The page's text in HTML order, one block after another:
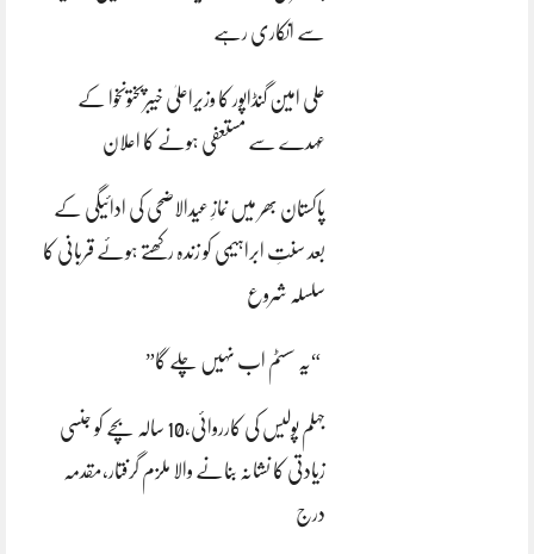
سے انکاری رہے
علی امین گنڈاپور کا وزیراعلیٰ خیبرپختونخوا کے
عہدے سے مستعفی ہونے کا اعلان
پاکستان بھر میں نمازِ عیدالاضحی کی ادائیگی کے
بعد سنتِ ابراہیمی کو زندہ رکھتے ہوئے قربانی کا
سلسلہ شروع
“یہ سسٹم اب نہیں چلے گا”
جہلم پولیس کی کارروائی،10 سالہ بچے کو جنسی
زیادتی کا نشانہ بنانے والا ملزم گرفتار،مقدمہ
درج